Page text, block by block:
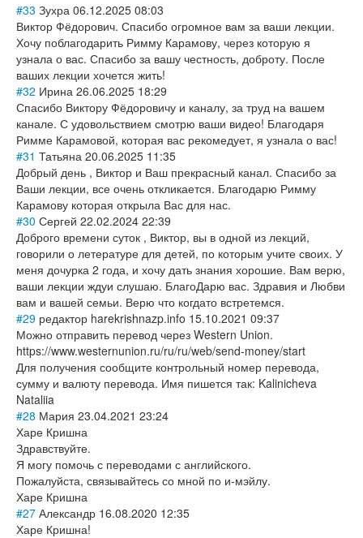
#33 Зухра 06.12.2025 08:03
Виктор Фёдорович. Спасибо огромное вам за ваши лекции.
Хочу поблагодарить Римму Карамову, через которую я
узнала о вас. Спасибо за вашу честность, доброту. После
ваших лекции хочется жить!
#32 Ирина 26.06.2025 18:29
Спасибо Виктору Фёдоровичу и каналу, за труд на вашем
канале. С удовольствием смотрю ваши видео! Благодаря
Римме Карамовой, которая вас рекомедует, я узнала о вас!
#31 Татьяна 20.06.2025 11:35
Добрый день , Виктор и Ваш прекрасный канал. Спасибо за
Ваши лекции, все очень откликается. Благодарю Римму
Карамову которая открыла Вас для нас.
#30 Сергей 22.02.2024 22:39
Доброго времени суток , Виктор, вы в одной из лекций,
говорили о летературе для детей, по которым учите своих. У
меня дочурка 2 года, и хочу дать знания хорошие. Вам верю,
ваши лекции ждуи слушаю. БлагоДарю вас. Здравия и Любви
вам и вашей семьи. Верю что когдато встретемся.
#29 редактор harekrishnazp.info 15.10.2021 09:37
Можно отправить перевод через Western Union.
https://www.westernunion.ru/ru/ru/web/send-money/start
Для получения сообщите контрольный номер перевода,
сумму и валюту перевода. Имя пишется так: Kalinicheva
Nataliia
#28 Мария 23.04.2021 23:24
Харе Кришна
Здравствуйте.
Я могу помочь с переводами с английского.
Пожалуйста, связывайтесь со мной по и-мэйлу.
Харе Кришна
#27 Александр 16.08.2020 12:35
Харе Кришна!